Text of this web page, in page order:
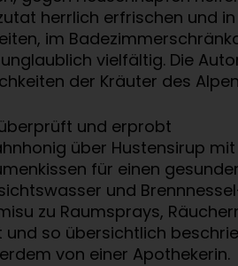
herrlich erfrischen und
im
vielfältig. Die
der Kräuter des
und erprobt
über Hustensirup
für einen
und
zu Raumsprays,
so übersichtlich
von einer Apothekerin.